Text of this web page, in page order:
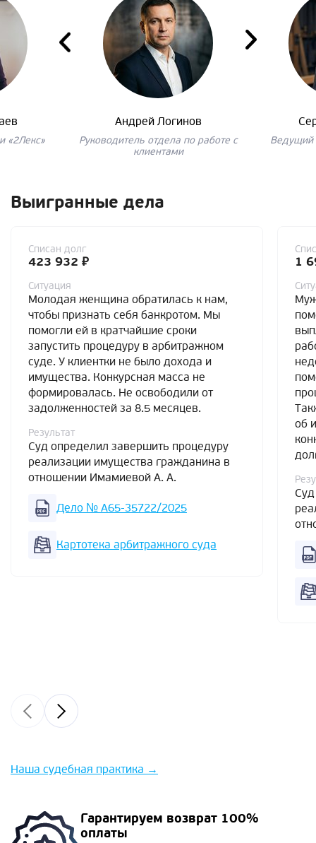
«2Лекс»
Андрей Логинов
Руководитель отдела по работе с
клиентами
Ведущий
Выигранные дела
Списан долг
423 932 ₽
Ситуация
Молодая женщина обратилась к нам,
чтобы признать себя банкротом. Мы
помогли ей в кратчайшие сроки
запустить процедуру в арбитражном
суде. У клиентки не было дохода и
имущества. Конкурсная масса не
формировалась. Не освободили от
задолженностей за 8.5 месяцев.
Результат
Суд определил завершить процедуру
реализации имущества гражданина в
отношении Имамиевой А. А.
Дело № А65-35722/2025
Картотека арбитражного суда
1
об
Наша судебная практика →
Гарантируем возврат 100%
оплаты